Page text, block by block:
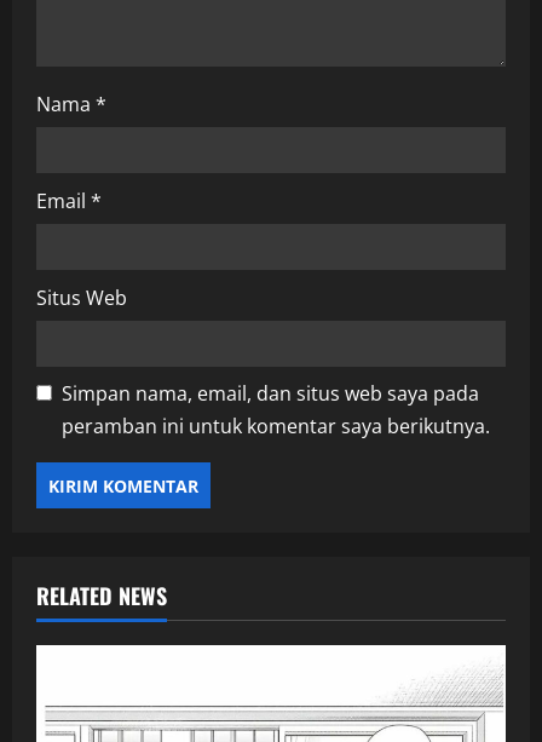
Nama *
Email *
Situs Web
Simpan nama, email, dan situs web saya pada
peramban ini untuk komentar saya berikutnya.
RELATED NEWS